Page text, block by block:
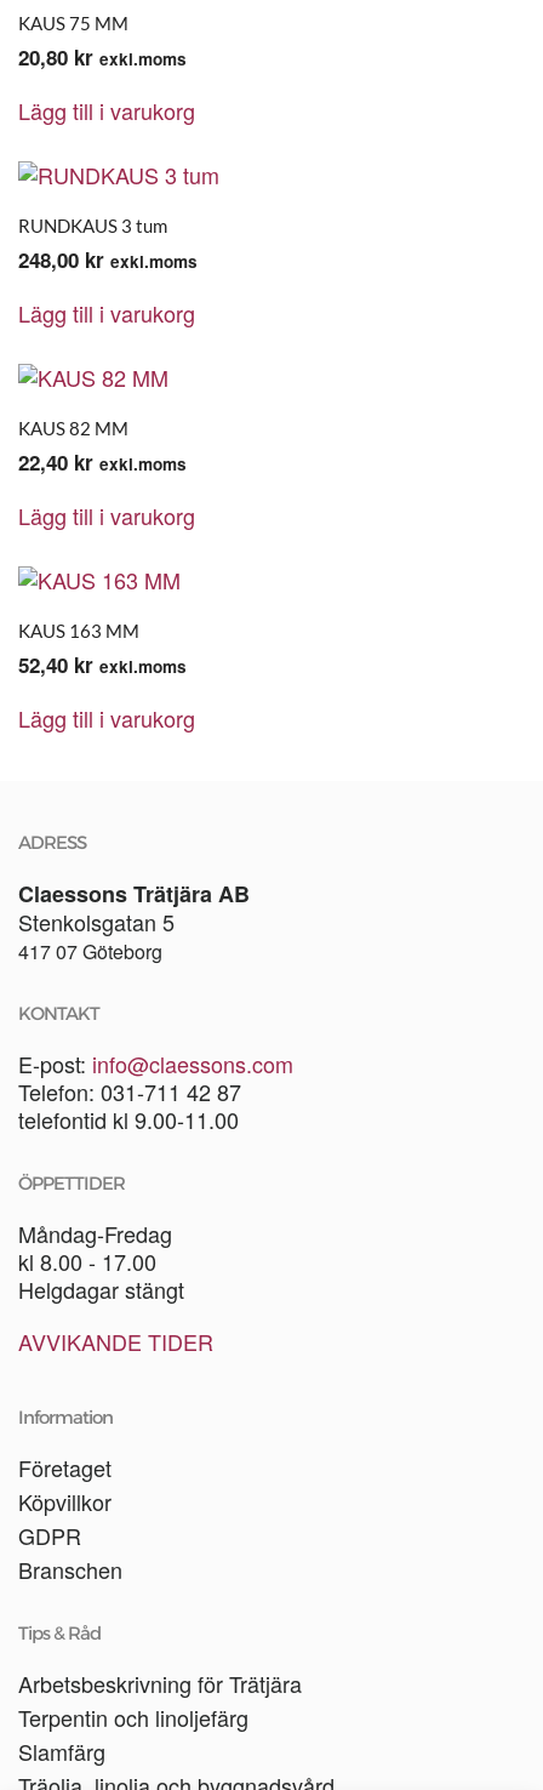
KAUS 75 MM
20,80 kr exkl.moms
Lägg till i varukorg
RUNDKAUS 3 tum
248,00 kr exkl.moms
Lägg till i varukorg
KAUS 82 MM
22,40 kr exkl.moms
Lägg till i varukorg
KAUS 163 MM
52,40 kr exkl.moms
Lägg till i varukorg
ADRESS
Claessons Trätjära AB
Stenkolsgatan 5
417 07 Göteborg
KONTAKT
E-post: info@claessons.com
Telefon: 031-711 42 87
telefontid kl 9.00-11.00
ÖPPETTIDER
Måndag-Fredag
kl 8.00 - 17.00
Helgdagar stängt
AVVIKANDE TIDER
Information
Företaget
Köpvillkor
GDPR
Branschen
Tips & Råd
Arbetsbeskrivning för Trätjära
Terpentin och linoljefärg
Slamfärg